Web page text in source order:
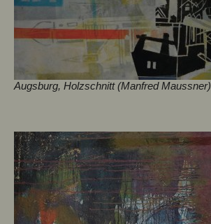
Augsburg, Holzschnitt (Manfred Maussner)